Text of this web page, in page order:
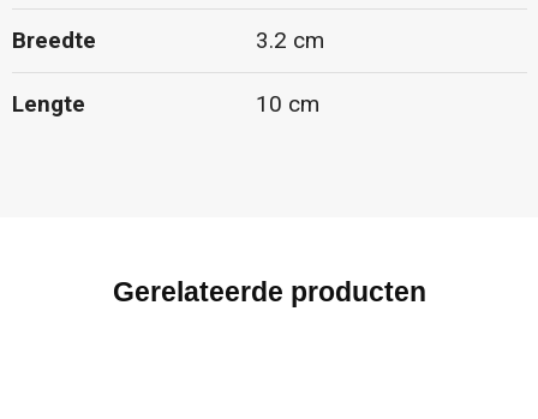
Breedte 3.2 cm
Lengte 10 cm
Gerelateerde producten